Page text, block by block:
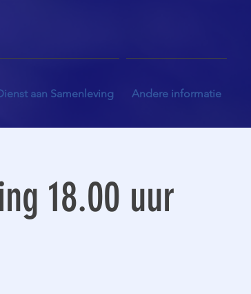
aan Samenleving Andere informatie
18.00 uur